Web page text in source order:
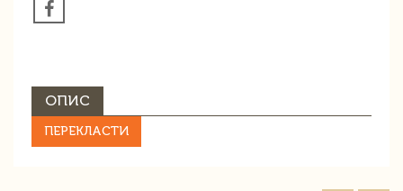
ОПИС
ПЕРЕКЛАСТИ